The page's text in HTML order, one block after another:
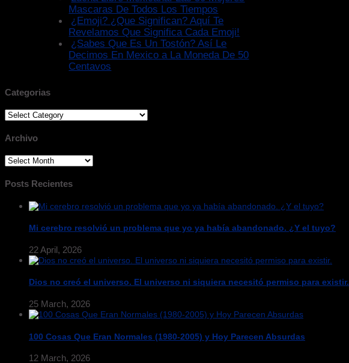
Mascaras De Todos Los Tiempos
¿Emoji? ¿Que Significan? Aquí Te
Revelamos Que Significa Cada Emoji!
¿Sabes Que Es Un Tostón? Así Le
Decimos En Mexico a La Moneda De 50
Centavos
Categorias
Categorias
Archivo
Archivo
Posts Recientes
Mi cerebro resolvió un problema que yo ya había abandonado. ¿Y el tuyo?
22 April, 2026
Dios no creó el universo. El universo ni siquiera necesitó permiso para existir.
25 March, 2026
100 Cosas Que Eran Normales (1980-2005) y Hoy Parecen Absurdas
12 March, 2026